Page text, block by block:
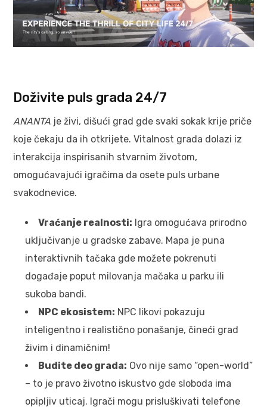
Doživite puls grada 24/7
ANANTA je živi, dišući grad gde svaki sokak krije priče
koje čekaju da ih otkrijete. Vitalnost grada dolazi iz
interakcija inspirisanih stvarnim životom,
omogućavajući igračima da osete puls urbane
svakodnevice.
Vraćanje realnosti: Igra omogućava prirodno
uključivanje u gradske zabave. Mapa je puna
interaktivnih tačaka gde možete pokrenuti
događaje poput milovanja mačaka u parku ili
sukoba bandi.
NPC ekosistem: NPC likovi pokazuju
inteligentno i realistično ponašanje, čineći grad
živim i dinamičnim!
Budite deo grada: Ovo nije samo “open-world”
– to je pravo životno iskustvo gde sloboda ima
opipljiv uticaj. Igrači mogu prisluškivati telefone